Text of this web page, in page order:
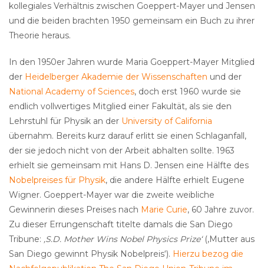
kollegiales Verhältnis zwischen Goeppert-Mayer und Jensen
und die beiden brachten 1950 gemeinsam ein Buch zu ihrer
Theorie heraus.
In den 1950er Jahren wurde Maria Goeppert-Mayer Mitglied
der Heidelberger Akademie der Wissenschaften und der
National Academy of Sciences, doch erst 1960 wurde sie
endlich vollwertiges Mitglied einer Fakultät, als sie den
Lehrstuhl für Physik an der University of California
übernahm. Bereits kurz darauf erlitt sie einen Schlaganfall,
der sie jedoch nicht von der Arbeit abhalten sollte. 1963
erhielt sie gemeinsam mit Hans D. Jensen eine Hälfte des
Nobelpreises für Physik, die andere Hälfte erhielt Eugene
Wigner. Goeppert-Mayer war die zweite weibliche
Gewinnerin dieses Preises nach Marie Curie, 60 Jahre zuvor.
Zu dieser Errungenschaft titelte damals die San Diego
Tribune: ‚S.D. Mother Wins Nobel Physics Prize‘(‚Mutter aus
San Diego gewinnt Physik Nobelpreis‘). Hierzu bezog die